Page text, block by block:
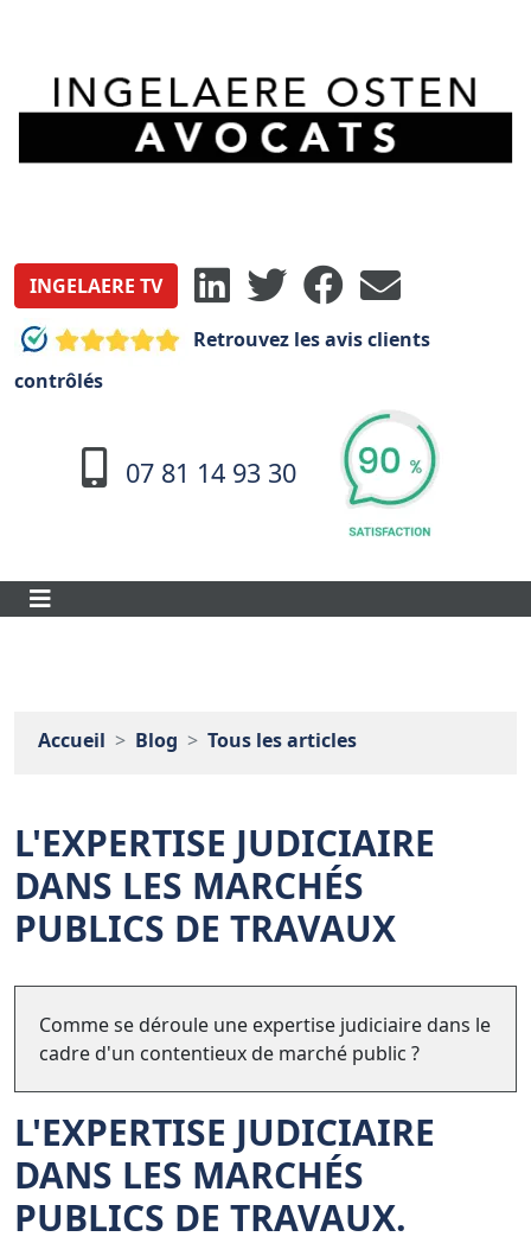
INGELAERE TV
Retrouvez les avis clients
contrôlés
07 81 14 93 30
Accueil Blog Tous les articles
L'EXPERTISE JUDICIAIRE
DANS LES MARCHÉS
PUBLICS DE TRAVAUX
Comme se déroule une expertise judiciaire dans le
cadre d'un contentieux de marché public ?
L'EXPERTISE JUDICIAIRE
DANS LES MARCHÉS
PUBLICS DE TRAVAUX.